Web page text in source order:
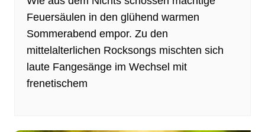
Feuersäulen in den glühend warmen
Sommerabend empor. Zu den
mittelalterlichen Rocksongs mischten sich
laute Fangesänge im Wechsel mit
frenetischem